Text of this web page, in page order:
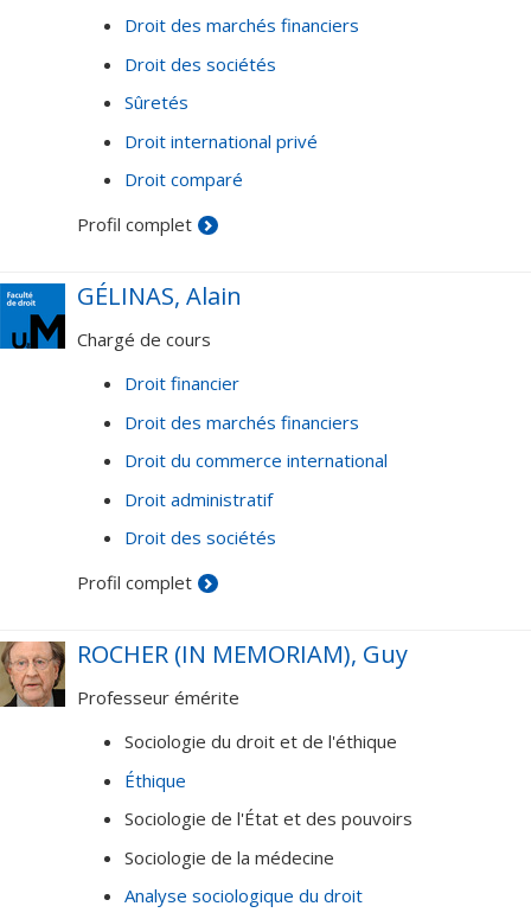
Droit des marchés financiers
Droit des sociétés
Sûretés
Droit international privé
Droit comparé
Profil complet
GÉLINAS, Alain
Chargé de cours
Droit financier
Droit des marchés financiers
Droit du commerce international
Droit administratif
Droit des sociétés
Profil complet
ROCHER (IN MEMORIAM), Guy
Professeur émérite
Sociologie du droit et de l'éthique
Éthique
Sociologie de l'État et des pouvoirs
Sociologie de la médecine
Analyse sociologique du droit